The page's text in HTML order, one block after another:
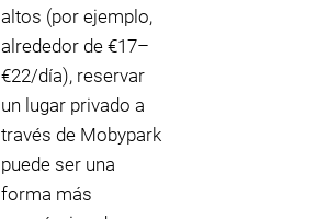
altos (por ejemplo,
alrededor de €17–
€22/día), reservar
un lugar privado a
través de Mobypark
puede ser una
forma más